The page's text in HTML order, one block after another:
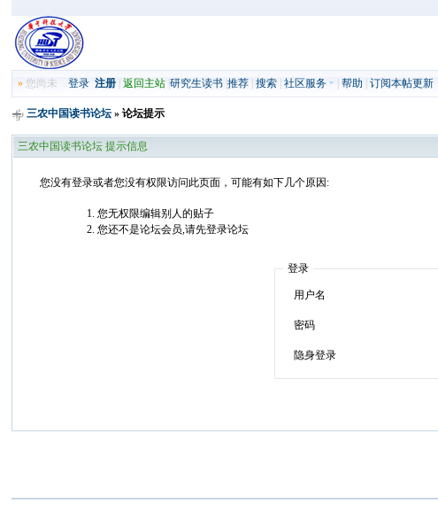
» 您尚未登录 注册 |返回主站 |研究生读书 |推荐 |搜索 |社区服务 |帮助 |订阅本帖更新
三农中国读书论坛 » 论坛提示
三农中国读书论坛 提示信息
您没有登录或者您没有权限访问此页面，可能有如下几个原因:
您无权限编辑别人的贴子
您还不是论坛会员,请先登录论坛
登录
用户名
密码
隐身登录